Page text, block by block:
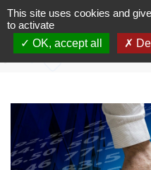
Skip
to
content
Accueil
This site uses cookies and
to activate
OK, accept all